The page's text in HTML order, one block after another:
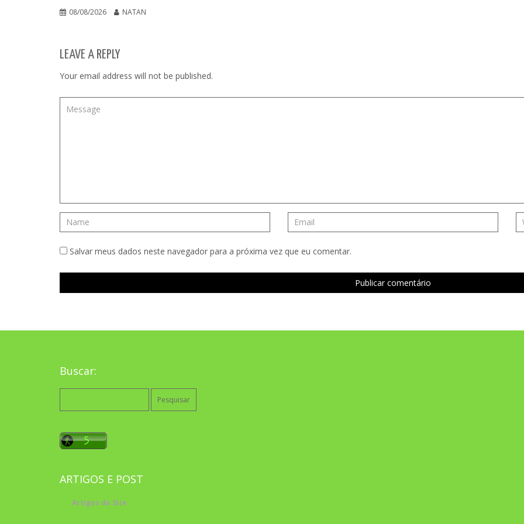
08/08/2026 NATAN
LEAVE A REPLY
Your email address will not be published.
Salvar meus dados neste navegador para a próxima vez que eu comentar.
Buscar:
ARTIGOS E POST
Artigos do Site